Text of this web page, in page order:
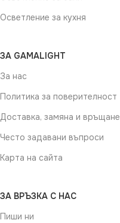
Осветление за кухня
ЗА GAMALIGHT
За нас
Политика за поверителност
Доставка, замяна и връщане
Често задавани въпроси
Карта на сайта
ЗА ВРЪЗКА С НАС
Пиши ни